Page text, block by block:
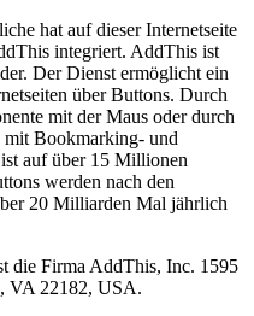
hat auf dieser Internetseite
integriert. AddThis ist
Der Dienst ermöglicht ein
über Buttons. Durch
mit der Maus oder durch
Bookmarking- und
auf über 15 Millionen
werden nach den
20 Milliarden Mal jährlich
die Firma AddThis, Inc. 1595
VA 22182, USA.